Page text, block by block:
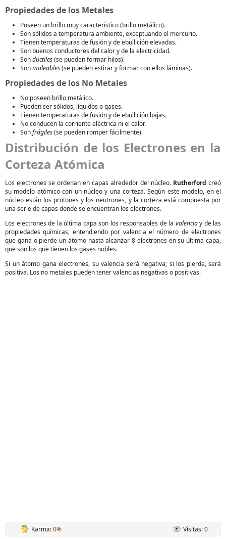
Propiedades de los Metales
Poseen un brillo muy característico (brillo metálico).
Son sólidos a temperatura ambiente, exceptuando el mercurio.
Tienen temperaturas de fusión y de ebullición elevadas.
Son buenos conductores del calor y de la electricidad.
Sondúctiles(se pueden formar hilos).
Sonmaleables(se pueden estirar y formar con ellos láminas).
Propiedades de los No Metales
No poseen brillo metálico.
Pueden ser sólidos, líquidos o gases.
Tienen temperaturas de fusión y de ebullición bajas.
No conducen la corriente eléctrica ni el calor.
Sonfrágiles(se pueden romper fácilmente).
Distribución de los Electrones en la
Corteza Atómica
Los electrones se ordenan en capas alrededor del núcleo. Rutherford creó
su modelo atómico con un núcleo y una corteza. Según este modelo, en el
núcleo están los protones y los neutrones, y la corteza está compuesta por
una serie de capas donde se encuentran los electrones.
Los electrones de la última capa son los responsables de la valenciay de las
propiedades químicas, entendiendo por valencia el número de electrones
que gana o pierde un átomo hasta alcanzar 8 electrones en su última capa,
que son los que tienen los gases nobles.
Si un átomo gana electrones, su valencia será negativa; si los pierde, será
positiva. Los no metales pueden tener valencias negativas o positivas.
Karma:0% Visitas: 0